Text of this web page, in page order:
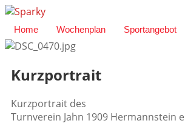
Home Wochenplan Sportangebot
Kurzportrait
Kurzportrait des
Turnverein Jahn 1909 Hermannstein